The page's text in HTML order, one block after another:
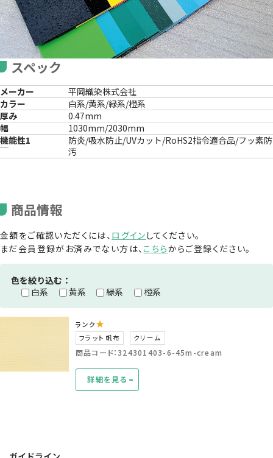
スペック
メーカー
平岡織染株式会社
カラー
白系/黄系/緑系/橙系
厚み
0.47mm
幅
1030mm/2030mm
機能性1
防炎/吸水防止/UVカット/RoHS2指令適合品/フッ素防
汚
商品情報
金額をご確認いただくには、 ログイン してください。
まだ会員登録がお済みでない方は、 こちらからご登録ください。
色を絞り込む：
白系
黄系 緑系 橙系
ランク★
フラット帆布 クリーム
商品コード：324301403-6-45m-cream
詳細を見る